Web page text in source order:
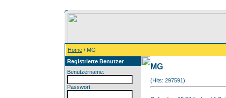
Home / MG
Registrierte Benutzer
Benutzername:
Passwort:
MG
(Hits: 297591)